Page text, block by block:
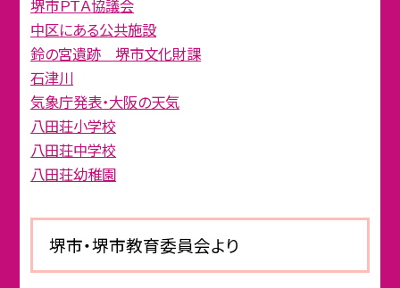
堺市ＰＴＡ協議会
中区にある公共施設
鈴の宮遺跡 堺市文化財課
石津川
気象庁発表・大阪の天気
八田荘小学校
八田荘中学校
八田荘幼稚園
堺市・堺市教育委員会より